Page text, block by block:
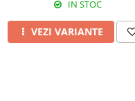
IN STOC
VEZI VARIANTE